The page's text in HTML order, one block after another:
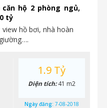
hộ 2 phòng ngủ,
tỷ
hồ bơi, nhà hoàn
1.9 Tỷ
Diện tích:41 m2
Ngày đăng: 7-08-2018